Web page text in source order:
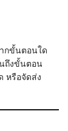
กขั้นตอนใด
ถึงขั้นตอน
หรือจัดส่ง